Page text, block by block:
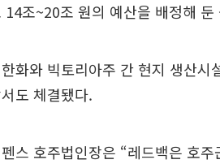
14조~20조 원의 예산을 배정해 둔
화와 빅토리아주 간 현지 생산
도 체결됐다.
스 호주법인장은 “레드백은 호